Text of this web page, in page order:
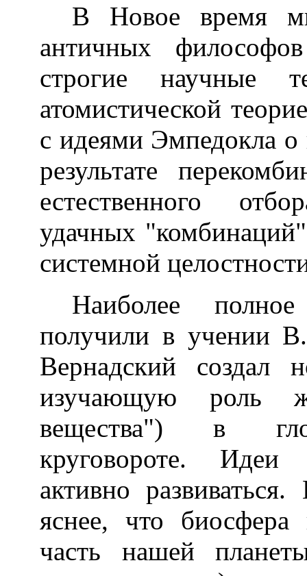
В Новое время
античных
строгие
атомистической
с идеями Эмпедокла
результате
естественного
удачных
системной
Наиболее
получили в учении
Вернадский создал
изучающую роль
вещества") в
круговороте. Идеи
активно
яснее, что
часть нашей